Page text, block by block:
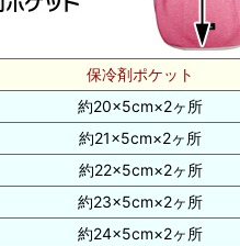
保冷剤ポケット
約20×5cm×2ヶ所
約21×5cm×2ヶ所
約22×5cm×2ヶ所
約23×5cm×2ヶ所
約24×5cm×2ヶ所